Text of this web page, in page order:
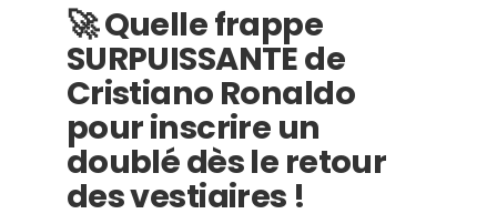
🚀 Quelle frappe
SURPUISSANTE de
Cristiano Ronaldo
pour inscrire un
doublé dès le retour
des vestiaires !